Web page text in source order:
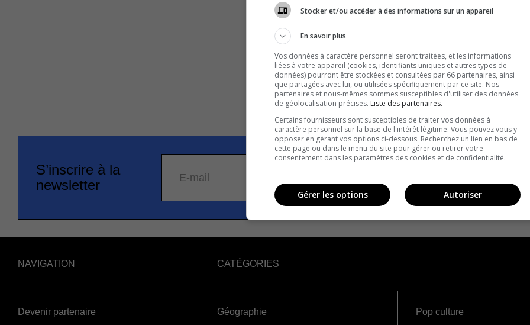
S’inscrire à la
newsletter
E-mail
NAVIGATION
Devenir partenaire
CATÉGORIES
Géographie
Pop culture
Stocker et/ou accéder à des informations sur un appareil
En savoir plus
Vos données à caractère personnel seront traitées, et les informations
liées à votre appareil (cookies, identifiants uniques et autres types de
données) pourront être stockées et consultées par 66 partenaires, ainsi
que partagées avec lui, ou utilisées spécifiquement par ce site. Nos
partenaires et nous-mêmes sommes susceptibles d'utiliser des données
de géolocalisation précises. Liste des partenaires.
Certains fournisseurs sont susceptibles de traiter vos données à
caractère personnel sur la base de l'intérêt légitime. Vous pouvez vous y
opposer en gérant vos options ci-dessous. Recherchez un lien en bas de
cette page ou dans le menu du site pour gérer ou retirer votre
consentement dans les paramètres des cookies et de confidentialité.
Autoriser
Gérer les options